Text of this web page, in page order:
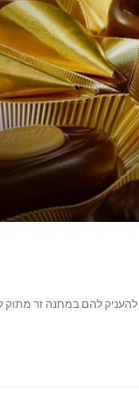
להם במתנה זר מתוק